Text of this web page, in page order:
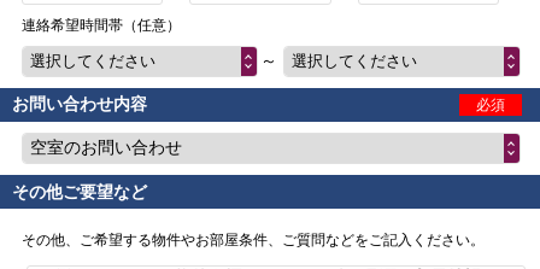
連絡希望時間帯（任意）
選択してください ～ 選択してください
お問い合わせ内容 必須
空室のお問い合わせ
その他ご要望など
その他、ご希望する物件やお部屋条件、ご質問などをご記入ください。